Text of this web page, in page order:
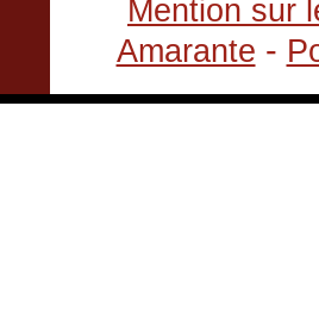
Mention sur
Amarante -